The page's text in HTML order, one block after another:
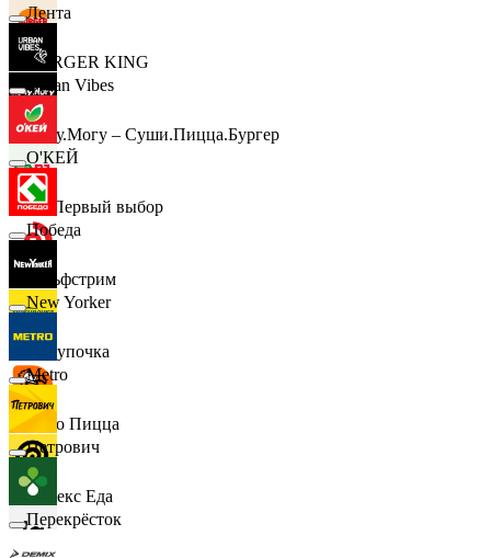
BURGER KING
Хочу.Могу – Суши.Пицца.Бургер
B1 Первый выбор
Гольфстрим
Покупочка
Додо Пицца
Яндекс Еда
Лента
Urban Vibes
О'КЕЙ
Победа
New Yorker
Metro
Петрович
Перекрёсток